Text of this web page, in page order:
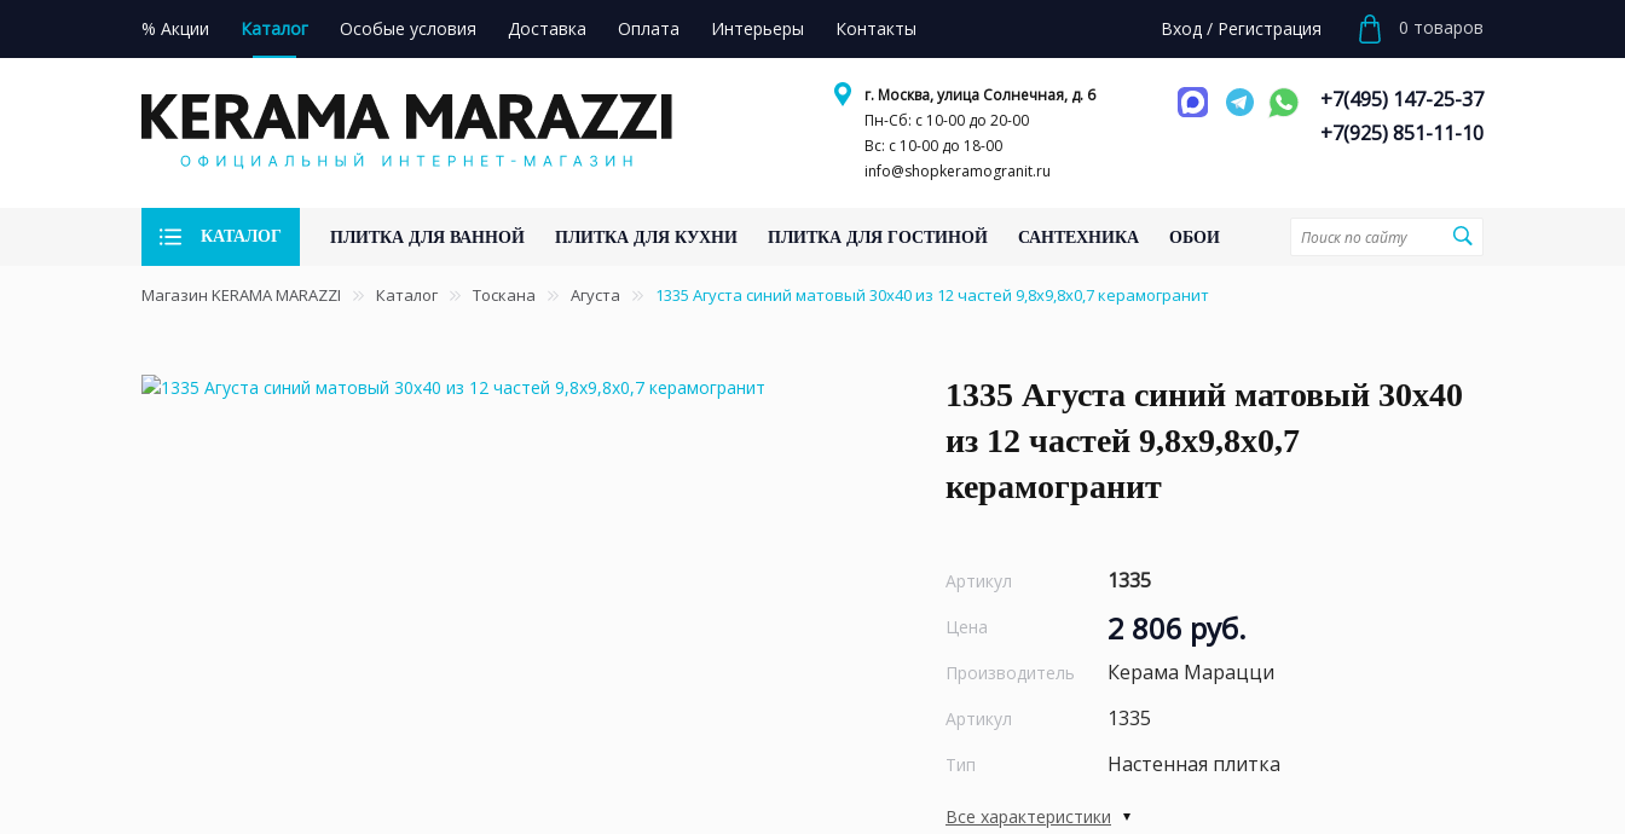
% Акции Каталог Особые условия Доставка Оплата Интерьеры Контакты Вход / Регистрация 0 товаров
г. Москва, улица Солнечная, д. 6
Пн-Сб: с 10-00 до 20-00
Вс: с 10-00 до 18-00
info@shopkeramogranit.ru
+7(495) 147-25-37
+7(925) 851-11-10
КАТАЛОГ ПЛИТКА ДЛЯ ВАННОЙ ПЛИТКА ДЛЯ КУХНИ ПЛИТКА ДЛЯ ГОСТИНОЙ САНТЕХНИКА ОБОИ
Магазин KERAMA MARAZZI Каталог Тоскана Агуста 1335 Агуста синий матовый 30х40 из 12 частей 9,8x9,8x0,7 керамогранит
1335 Агуста синий матовый 30х40
из 12 частей 9,8x9,8x0,7
керамогранит
Артикул 1335
Цена 2 806 руб.
Производитель Керама Марацци
Артикул 1335
Тип Настенная плитка
Все характеристики